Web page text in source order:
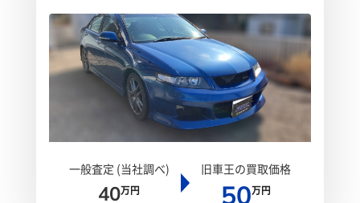
一般査定 (当社調べ)
40万円
旧車王の買取価格
50万円